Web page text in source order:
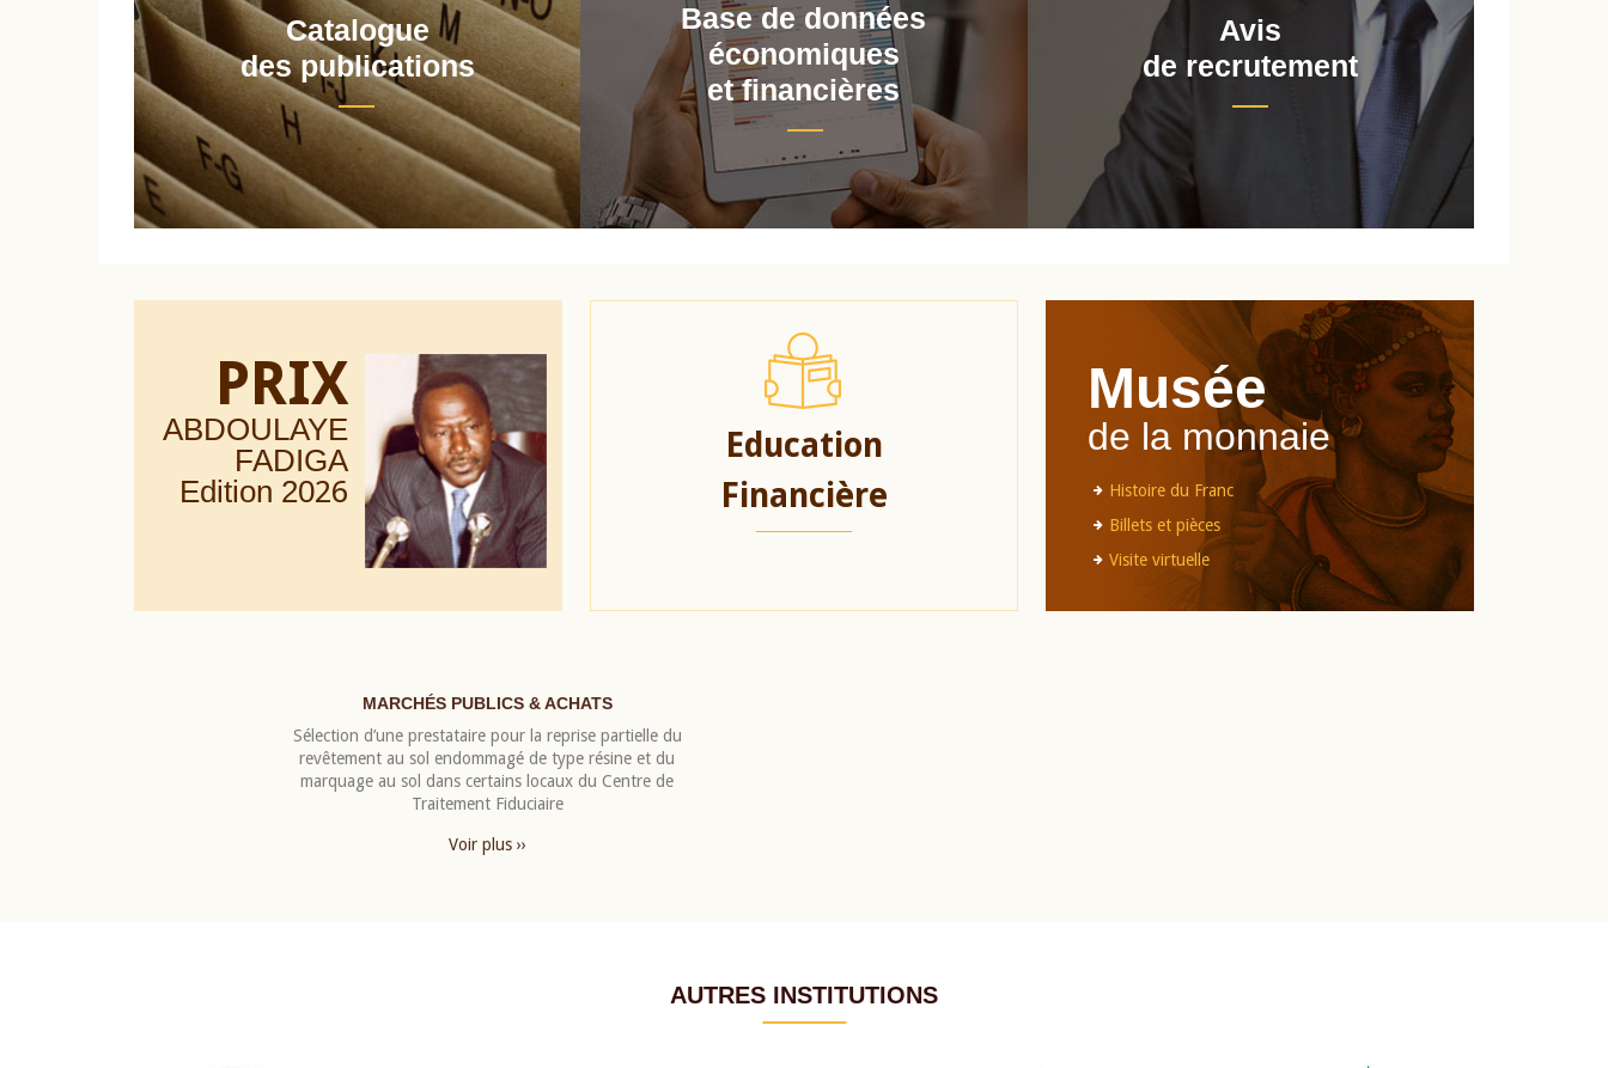
Catalogue
des publications
Base de données
économiques
et financières
Avis
de recrutement
PRIX
ABDOULAYE
FADIGA
Edition 2026
Education
Financière
Musée
de la monnaie
Histoire du Franc
Billets et pièces
Visite virtuelle
MARCHÉS PUBLICS & ACHATS
Sélection d’une prestataire pour la reprise partielle du
revêtement au sol endommagé de type résine et du
marquage au sol dans certains locaux du Centre de
Traitement Fiduciaire
Voir plus ››
AUTRES INSTITUTIONS